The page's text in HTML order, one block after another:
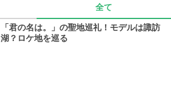
全て
「君の名は。」の聖地巡礼！モデルは諏訪
湖？ロケ地を巡る